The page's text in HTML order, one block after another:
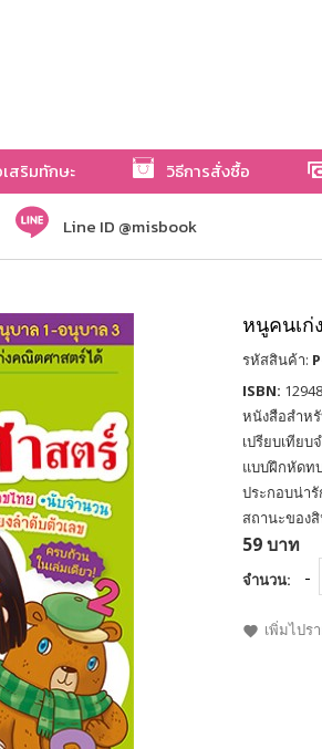
สริมทักษะ วิธีการสั่งซื้อ
Line ID @misbook
หนูคนเก่
รหัสสินค้า:
ISBN:
หนังสือสำห
เปรียบเทีย
แบบฝึกหัดท
ประกอบน่า
สถานะของ
59 บาท
จำนวน:
เพิ่มไปร